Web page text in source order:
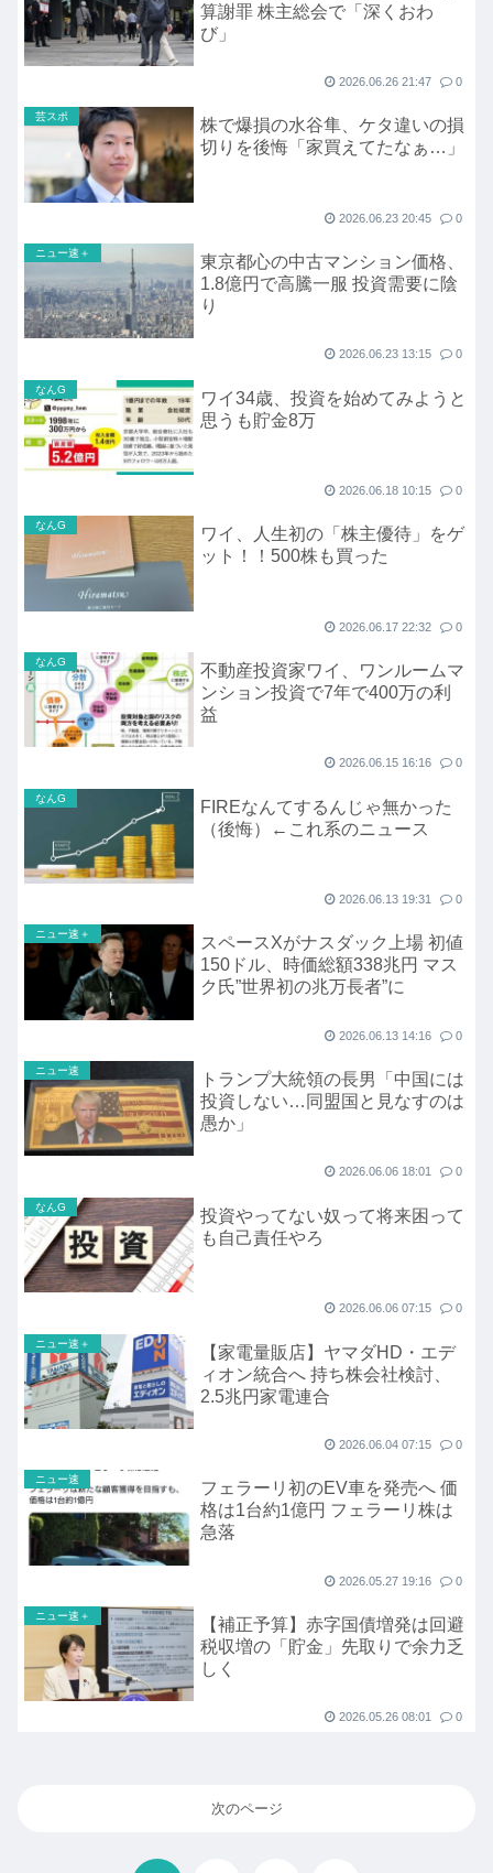
算謝罪 株主総会で「深くおわ
び」
2026.06.26 21:47 0
芸スポ
株で爆損の水谷隼、ケタ違いの損
切りを後悔「家買えてたなぁ…」
2026.06.23 20:45 0
ニュー速＋
東京都心の中古マンション価格、
1.8億円で高騰一服 投資需要に陰
り
2026.06.23 13:15 0
なんG
ワイ34歳、投資を始めてみようと
思うも貯金8万
2026.06.18 10:15 0
なんG
ワイ、人生初の「株主優待」をゲ
ット！！500株も買った
2026.06.17 22:32 0
なんG
不動産投資家ワイ、ワンルームマ
ンション投資で7年で400万の利
益
2026.06.15 16:16 0
なんG
FIREなんてするんじゃ無かった
（後悔）←これ系のニュース
2026.06.13 19:31 0
ニュー速＋
スペースXがナスダック上場 初値
150ドル、時価総額338兆円 マス
ク氏”世界初の兆万長者”に
2026.06.13 14:16 0
ニュー速
トランプ大統領の長男「中国には
投資しない…同盟国と見なすのは
愚か」
2026.06.06 18:01 0
なんG
投資やってない奴って将来困って
も自己責任やろ
2026.06.06 07:15 0
ニュー速＋
【家電量販店】ヤマダHD・エデ
ィオン統合へ 持ち株会社検討、
2.5兆円家電連合
2026.06.04 07:15 0
ニュー速
フェラーリ初のEV車を発売へ 価
格は1台約1億円 フェラーリ株は
急落
2026.05.27 19:16 0
ニュー速＋
【補正予算】赤字国債増発は回避
税収増の「貯金」先取りで余力乏
しく
2026.05.26 08:01 0
次のページ